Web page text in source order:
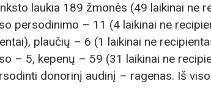
laukia 189 žmonės (49 laikinai ne
persodinimo – 11 (4 laikinai ne
plaučių – 6 (1 laikinai ne
– 5, kepenų – 59 (31 laikinai ne
donorinį audinį – ragenas. Iš